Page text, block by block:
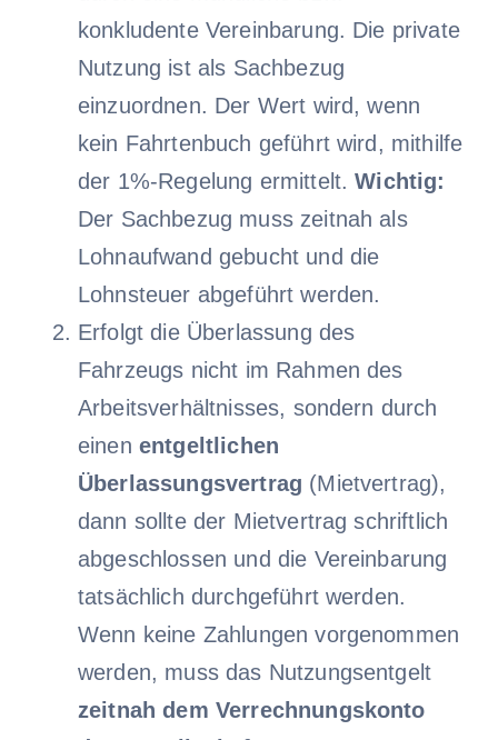
konkludente Vereinbarung. Die private
Nutzung ist als Sachbezug
einzuordnen. Der Wert wird, wenn
kein Fahrtenbuch geführt wird, mithilfe
der 1%-Regelung ermittelt.Wichtig:
Der Sachbezug muss zeitnah als
Lohnaufwand gebucht und die
Lohnsteuer abgeführt werden.
Erfolgt die Überlassung des
Fahrzeugs nicht im Rahmen des
Arbeitsverhältnisses, sondern durch
einen entgeltlichen
Überlassungsvertrag (Mietvertrag),
dann sollte der Mietvertrag schriftlich
abgeschlossen und die Vereinbarung
tatsächlich durchgeführt werden.
Wenn keine Zahlungen vorgenommen
werden, muss das Nutzungsentgelt
zeitnah dem Verrechnungskonto